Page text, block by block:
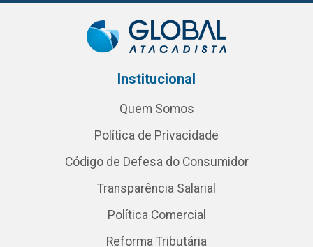
Institucional
Quem Somos
Política de Privacidade
Código de Defesa do Consumidor
Transparência Salarial
Política Comercial
Reforma Tributária